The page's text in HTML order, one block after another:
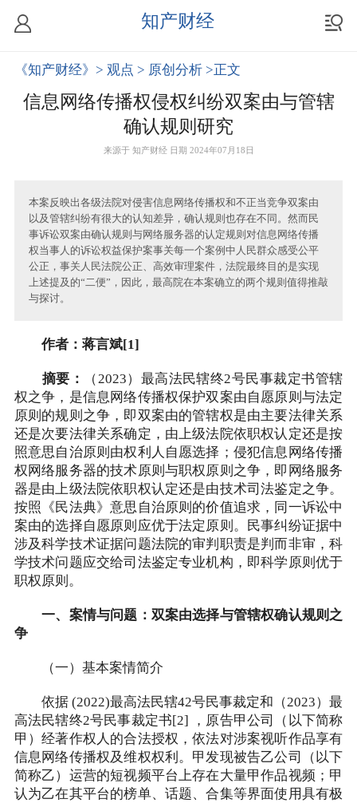
知产财经
《知产财经》 > 观点 > 原创分析 >正文
信息网络传播权侵权纠纷双案由与管辖
确认规则研究
来源于 知产财经 日期 2024年07月18日
本案反映出各级法院对侵害信息网络传播权和不正当竞争双案由
以及管辖纠纷有很大的认知差异，确认规则也存在不同。然而民
事诉讼双案由确认规则与网络服务器的认定规则对信息网络传播
权当事人的诉讼权益保护案事关每一个案例中人民群众感受公平
公正，事关人民法院公正、高效审理案件，法院最终目的是实现
上述提及的“二便”，因此，最高院在本案确立的两个规则值得推敲
与探讨。
作者：蒋言斌[1]
摘要：
（2023）最高法民辖终2号民事裁定书管辖
权之争，是信息网络传播权保护双案由自愿原则与法定
原则的规则之争，即双案由的管辖权是由主要法律关系
还是次要法律关系确定，由上级法院依职权认定还是按
照意思自治原则由权利人自愿选择；侵犯信息网络传播
权网络服务器的技术原则与职权原则之争，即网络服务
器是由上级法院依职权认定还是由技术司法鉴定之争。
按照《民法典》意思自治原则的价值追求，同一诉讼中
案由的选择自愿原则应优于法定原则。民事纠纷证据中
涉及科学技术证据问题法院的审判职责是判而非审，科
学技术问题应交给司法鉴定专业机构，即科学原则优于
职权原则。
一、案情与问题：双案由选择与管辖权确认规则之
争
（一）基本案情简介
依据 (2022)最高法民辖42号民事裁定和（2023）最
高法民辖终2号民事裁定书[2] ，原告甲公司（以下简称
甲）经著作权人的合法授权，依法对涉案视听作品享有
信息网络传播权及维权权利。甲发现被告乙公司（以下
简称乙）运营的短视频平台上存在大量甲作品视频；甲
认为乙在其平台的榜单、话题、合集等界面使用具有极